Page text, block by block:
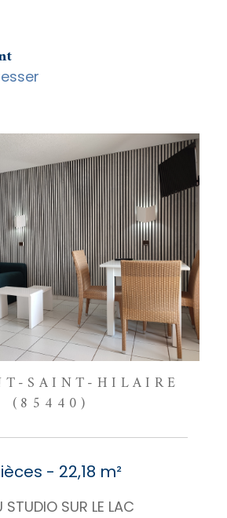
SAINT-HILAIRE
(85440)
- 22,18 m²
STUDIO SUR LE LAC